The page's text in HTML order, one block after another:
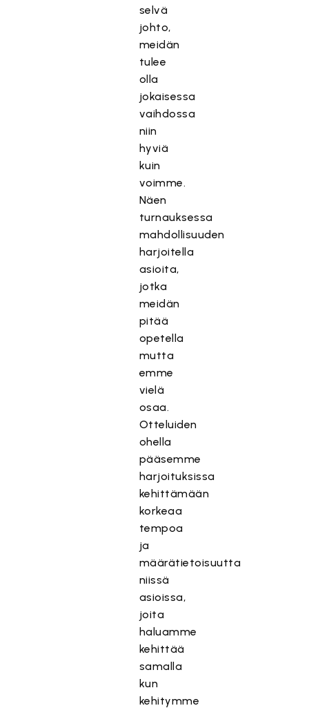
selvä
johto,
meidän
tulee
olla
jokaisessa
vaihdossa
niin
hyviä
kuin
voimme.
Näen
turnauksessa
mahdollisuuden
harjoitella
asioita,
jotka
meidän
pitää
opetella
mutta
emme
vielä
osaa.
Otteluiden
ohella
pääsemme
harjoituksissa
kehittämään
korkeaa
tempoa
ja
määrätietoisuutta
niissä
asioissa,
joita
haluamme
kehittää
samalla
kun
kehitymme